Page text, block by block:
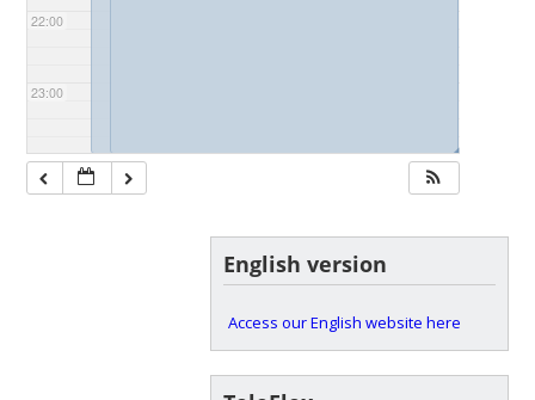
22:00
23:00
◢◢
English version
Access our English website here